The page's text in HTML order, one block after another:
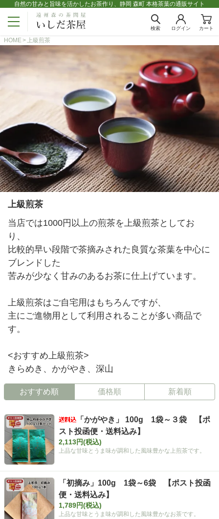
自然の甘みと旨味を活かしたお茶作り、静岡 森町 本格茶葉の通販サイト
検索 ログイン カート
HOME 上級煎茶
上級煎茶
当店では1000円以上の煎茶を上級煎茶としてお
り、
比較的早い段階で茶摘みされた良質な茶葉を中心に
ブレンドした
苦みが少なく甘みのあるお茶に仕上げています。
上級煎茶はご自宅用はもちろんですが、
主にご進物用として利用されることが多い商品で
す。
<おすすめ上級煎茶>
きらめき、かがやき、深山
おすすめ順 価格順 新着順
「かがやき」 100g 1袋～３袋 【ポ
スト投函便・送料込み】
2,113円(税込)
上品な甘味とうま味が調和した風味豊かな上煎茶です。
「初摘み」100g 1袋～6袋 【ポスト投函
便・送料込み】
1,789円(税込)
上品な甘味とうま味が調和した風味豊かなお茶です。